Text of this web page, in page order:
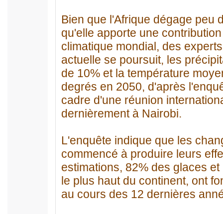
Bien que l'Afrique dégage peu
qu'elle apporte une
climatique mondial, des
actuelle se poursuit, les
de 10% et la température
degrés en 2050, d'après
cadre d'une réunion
dernièrement à Nairobi.
L'enquête indique que les
commencé à produire leurs
estimations, 82% des glaces
le plus haut du continent, ont
au cours des 12 dernières